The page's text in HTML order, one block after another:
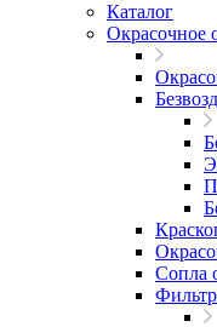
Каталог
Окрасочное
Сопла